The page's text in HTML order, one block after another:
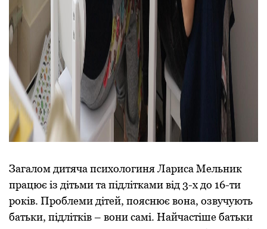
Загалом дитяча психологиня Лариса Мельник
працює із дітьми та підлітками від 3-х до 16-ти
років. Проблеми дітей, пояснює вона, озвучують
батьки, підлітків – вони самі. Найчастіше батьки